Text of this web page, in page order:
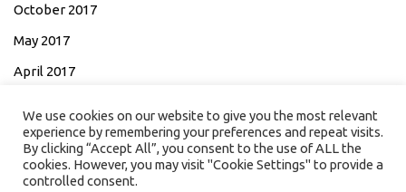
October 2017
May 2017
April 2017
We use cookies on our website to give you the most relevant
experience by remembering your preferences and repeat visits.
By clicking “Accept All”, you consent to the use of ALL the
cookies. However, you may visit "Cookie Settings" to provide a
controlled consent.